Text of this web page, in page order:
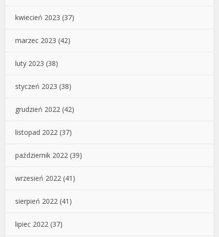
kwiecień 2023 (37)
marzec 2023 (42)
luty 2023 (38)
styczeń 2023 (38)
grudzień 2022 (42)
listopad 2022 (37)
październik 2022 (39)
wrzesień 2022 (41)
sierpień 2022 (41)
lipiec 2022 (37)